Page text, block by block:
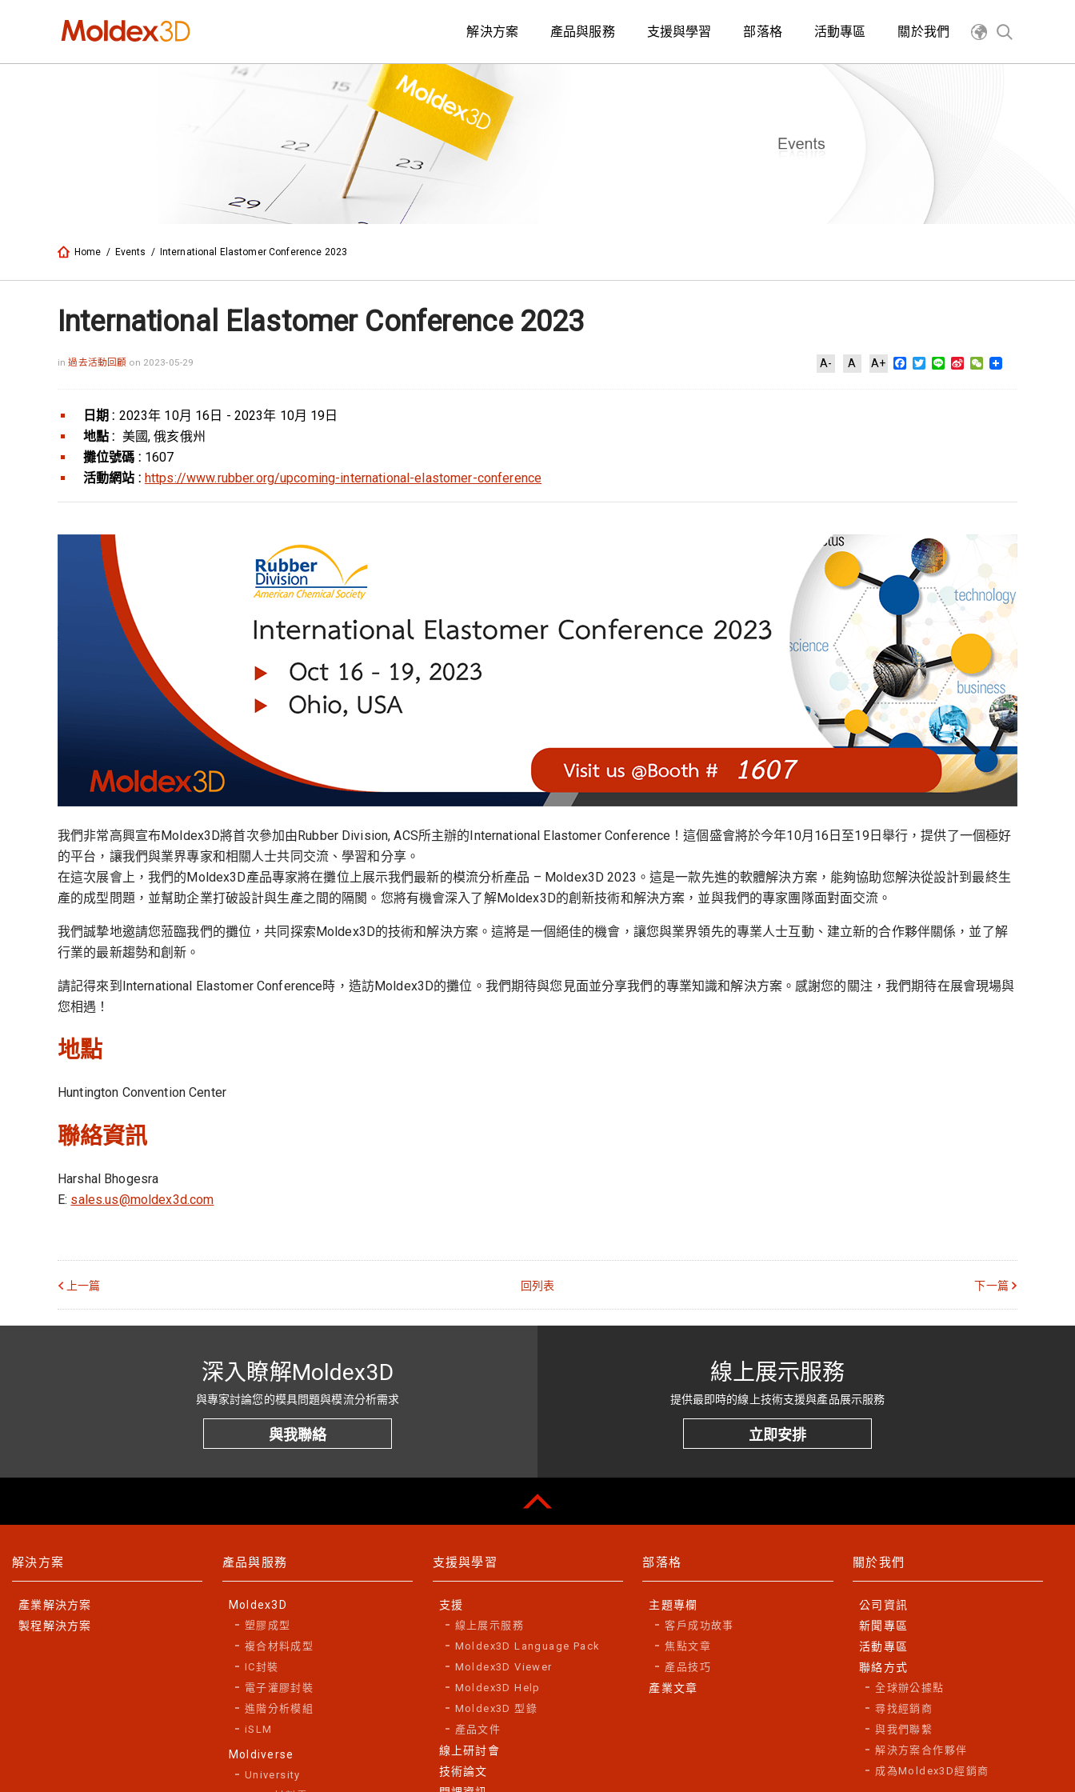
解決方案 產品與服務 支援與學習 部落格 活動專區 關於我們
Home / Events / International Elastomer Conference 2023
International Elastomer Conference 2023
in過去活動回顧 on 2023-05-29 A- A A+ Facebook
Twitter
Line Sina WeChat
日期 : 2023年 10月 16日 - 2023年 10月 19日
地點 : 美國, 俄亥俄州
攤位號碼 : 1607
活動網站 : https://www.rubber.org/upcoming-international-elastomer-conference
我們非常高興宣布Moldex3D將首次參加由Rubber Division, ACS所主辦的International Elastomer Conference！這個盛會將於今年10月16日至19日舉行，提供了一個極好
的平台，讓我們與業界專家和相關人士共同交流、學習和分享。
在這次展會上，我們的Moldex3D產品專家將在攤位上展示我們最新的模流分析產品 – Moldex3D 2023。這是一款先進的軟體解決方案，能夠協助您解決從設計到最終生
產的成型問題，並幫助企業打破設計與生產之間的隔閡。您將有機會深入了解Moldex3D的創新技術和解決方案，並與我們的專家團隊面對面交流。
我們誠摯地邀請您蒞臨我們的攤位，共同探索Moldex3D的技術和解決方案。這將是一個絕佳的機會，讓您與業界領先的專業人士互動、建立新的合作夥伴關係，並了解
行業的最新趨勢和創新。
請記得來到International Elastomer Conference時，造訪Moldex3D的攤位。我們期待與您見面並分享我們的專業知識和解決方案。感謝您的關注，我們期待在展會現場與
您相遇！
地點
Huntington Convention Center
聯絡資訊
Harshal Bhogesra
E: sales.us@moldex3d.com
上一篇 回列表 下一篇
深入瞭解Moldex3D
與專家討論您的模具問題與模流分析需求
與我聯絡
線上展示服務
提供最即時的線上技術支援與產品展示服務
立即安排
解決方案
產業解決方案
製程解決方案
產品與服務
Moldex3D
塑膠成型
複合材料成型
IC封裝
電子灌膠封裝
進階分析模組
iSLM
Moldiverse
University
支援與學習
支援
線上展示服務
Moldex3D Language Pack
Moldex3D Viewer
Moldex3D Help
Moldex3D 型錄
產品文件
線上研討會
技術論文
部落格
主題專欄
客戶成功故事
焦點文章
產品技巧
產業文章
關於我們
公司資訊
新聞專區
活動專區
聯絡方式
全球辦公據點
尋找經銷商
與我們聯繫
解決方案合作夥伴
成為Moldex3D經銷商